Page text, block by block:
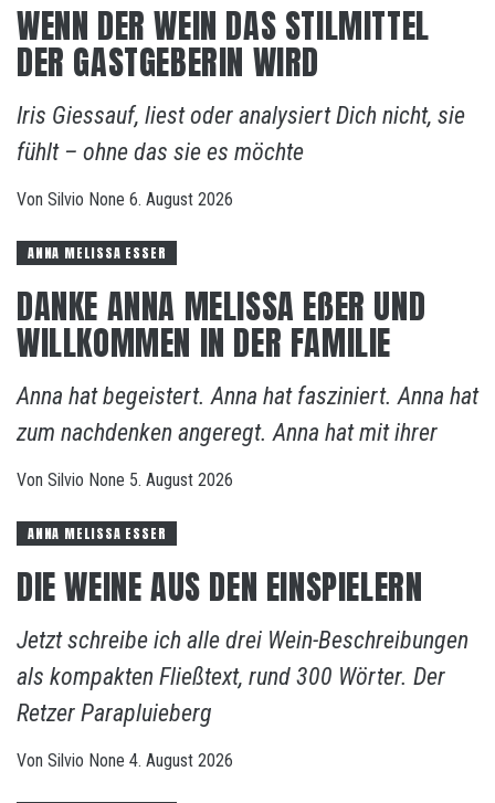
WENN DER WEIN DAS STILMITTEL
DER GASTGEBERIN WIRD
Iris Giessauf, liest oder analysiert Dich nicht, sie
fühlt – ohne das sie es möchte
Von Silvio None 6. August 2026
ANNA MELISSA ESSER
DANKE ANNA MELISSA EßER UND
WILLKOMMEN IN DER FAMILIE
Anna hat begeistert. Anna hat fasziniert. Anna hat
zum nachdenken angeregt. Anna hat mit ihrer
Von Silvio None 5. August 2026
ANNA MELISSA ESSER
DIE WEINE AUS DEN EINSPIELERN
Jetzt schreibe ich alle drei Wein-Beschreibungen
als kompakten Fließtext, rund 300 Wörter. Der
Retzer Parapluieberg
Von Silvio None 4. August 2026